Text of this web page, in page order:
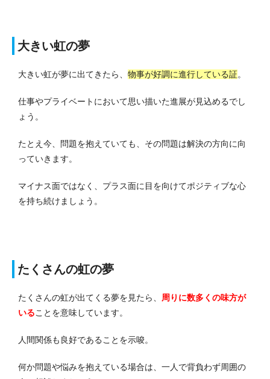
大きい虹の夢
大きい虹が夢に出てきたら、 物事が好調に進行している証。
仕事やプライベートにおいて思い描いた進展が見込めるでし
ょう。
たとえ今、問題を抱えていても、その問題は解決の方向に向
っていきます。
マイナス面ではなく、プラス面に目を向けてポジティブな心
を持ち続けましょう。
たくさんの虹の夢
たくさんの虹が出てくる夢を見たら、 周りに数多くの味方が
いることを意味しています。
人間関係も良好であることを示唆。
何か問題や悩みを抱えている場合は、一人で背負わず周囲の